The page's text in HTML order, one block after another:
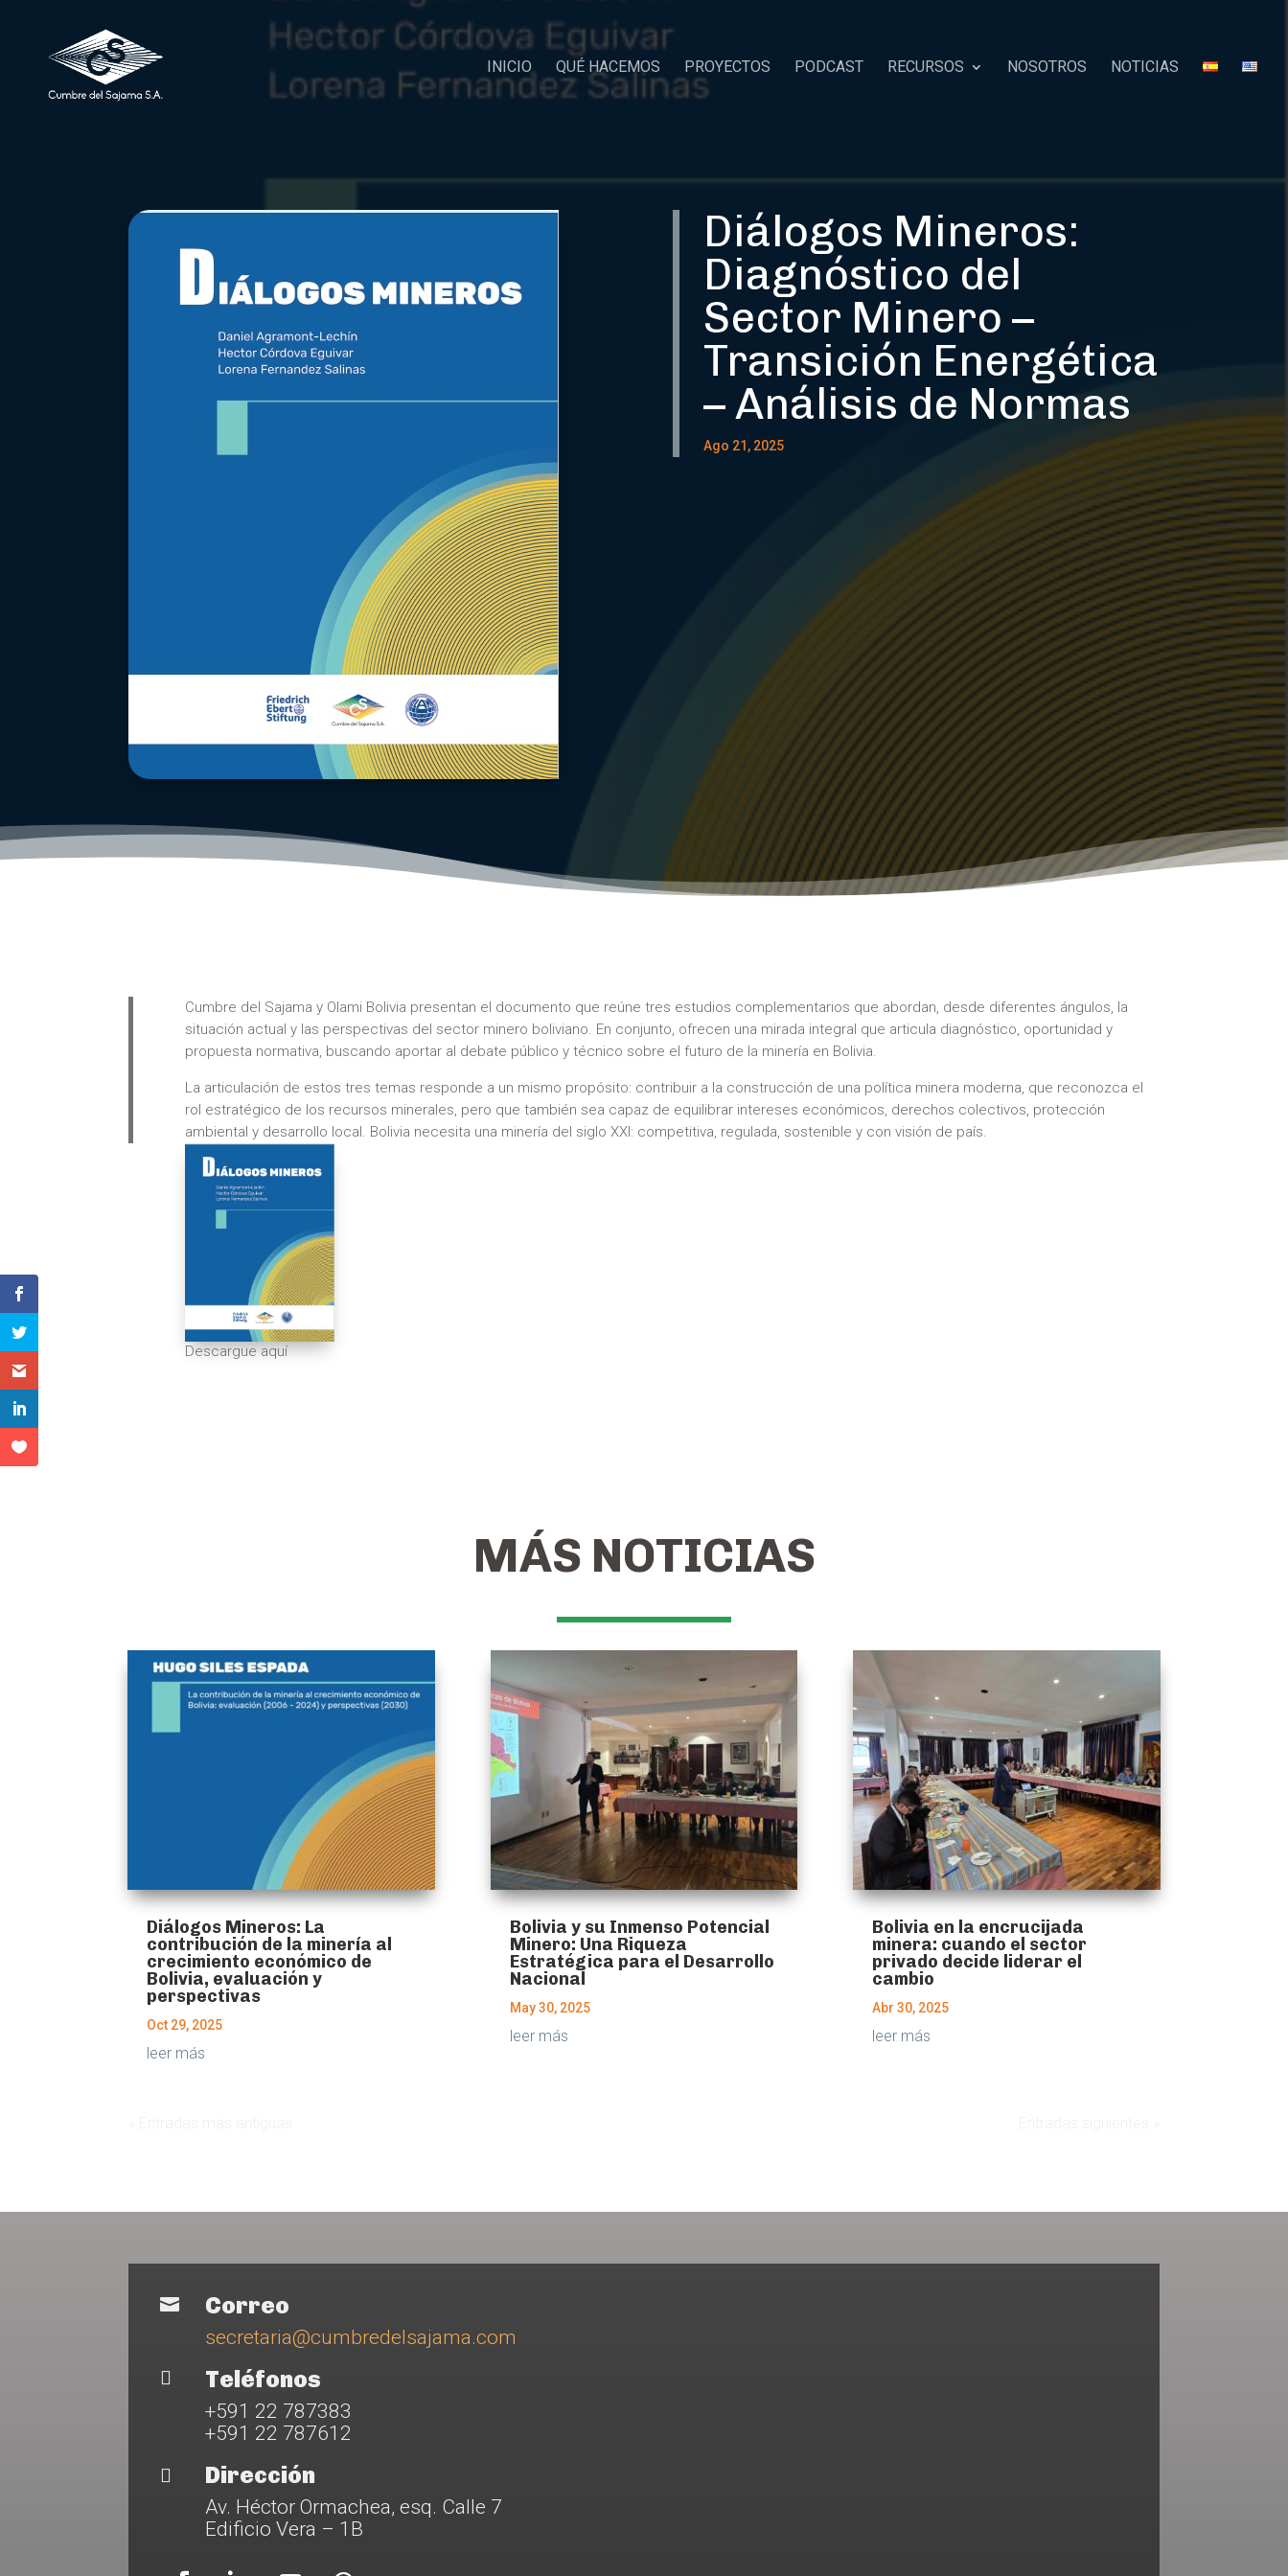
INICIO QUÉ HACEMOS PROYECTOS PODCAST RECURSOS NOSOTROS NOTICIAS
Diálogos Mineros:
Diagnóstico del
Sector Minero –
Transición Energética
– Análisis de Normas
Ago 21, 2025
Cumbre del Sajama y Olami Bolivia presentan el documento que reúne tres estudios complementarios que abordan, desde diferentes ángulos, la
situación actual y las perspectivas del sector minero boliviano. En conjunto, ofrecen una mirada integral que articula diagnóstico, oportunidad y
propuesta normativa, buscando aportar al debate público y técnico sobre el futuro de la minería en Bolivia.
La articulación de estos tres temas responde a un mismo propósito: contribuir a la construcción de una política minera moderna, que reconozca el
rol estratégico de los recursos minerales, pero que también sea capaz de equilibrar intereses económicos, derechos colectivos, protección
ambiental y desarrollo local. Bolivia necesita una minería del siglo XXI: competitiva, regulada, sostenible y con visión de país.
Descargue aquí
MÁS NOTICIAS
Diálogos Mineros: La
contribución de la minería al
crecimiento económico de
Bolivia, evaluación y
perspectivas
Oct 29, 2025
leer más
Bolivia y su Inmenso Potencial
Minero: Una Riqueza
Estratégica para el Desarrollo
Nacional
May 30, 2025
leer más
Bolivia en la encrucijada
minera: cuando el sector
privado decide liderar el
cambio
Abr 30, 2025
leer más
 Correo
secretaria@cumbredelsajama.com
 Teléfonos
+591 22 787383
+591 22 787612
 Dirección
Av. Héctor Ormachea, esq. Calle 7
Edificio Vera – 1B